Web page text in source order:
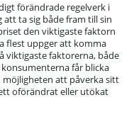
förändrade regelverk i
att ta sig både fram till sin
den viktigaste faktorn
flest uppger att komma
viktigaste faktorerna, både
får blicka
möjligheten att påverka sitt
oförändrat eller utökat